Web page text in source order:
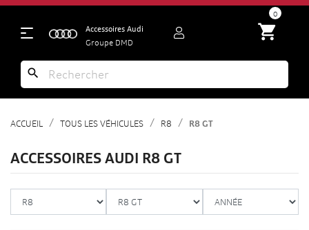
shopping_cart
0
Accessoires Audi
Groupe DMD
search
ACCUEIL TOUS LES VÉHICULES R8 R8 GT
ACCESSOIRES AUDI R8 GT